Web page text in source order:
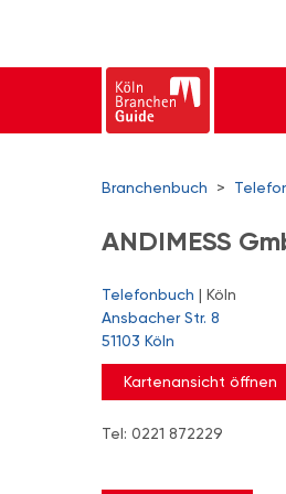
Branchenbuch >
ANDIMESS
Telefonbuch | Köln
Ansbacher Str. 8
51103 Köln
Kartenansicht öffnen
Tel: 0221 872229